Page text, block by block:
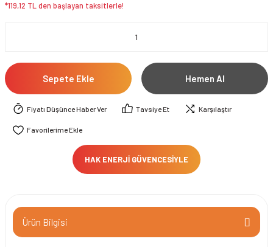
*119,12 TL den başlayan taksitlerle!
Sepete Ekle Hemen Al
Fiyatı Düşünce Haber Ver Tavsiye Et Karşılaştır
HAK ENERJİ GÜVENCESİYLE
Ürün Bilgisi